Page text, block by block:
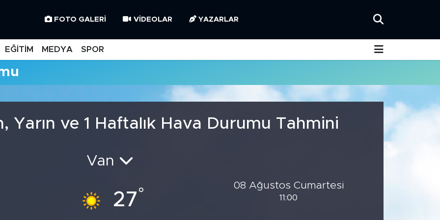
FOTO GALERI VIDEOLAR YAZARLAR
EĞİTİM MEDYA SPOR
Yarın ve 1 Haftalık Hava Durumu Tahmini
Van
27°
08 Ağustos Cumartesi
11:00